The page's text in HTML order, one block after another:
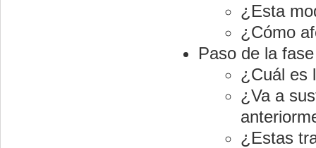
¿Esta
¿Cómo
Paso de la
¿Cuál es
¿Va a
¿Estas